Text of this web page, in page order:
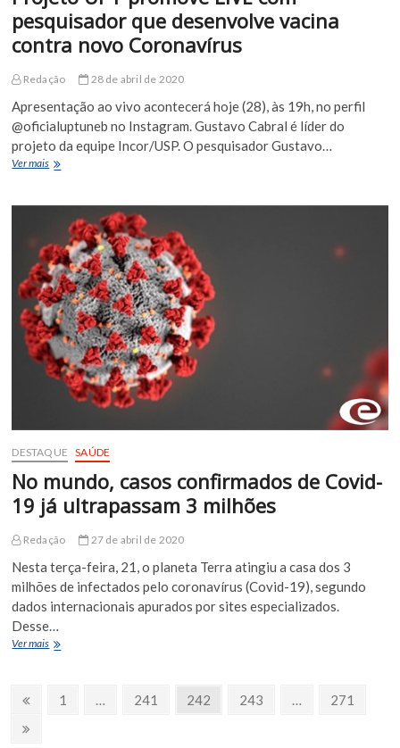
pesquisador que desenvolve vacina
contra novo Coronavírus
Redação 28 de abril de 2020
Apresentação ao vivo acontecerá hoje (28), às 19h, no perfil
@oficialuptuneb no Instagram. Gustavo Cabral é líder do
projeto da equipe Incor/USP. O pesquisador Gustavo…
Ver maisProjeto
LIVE
pesquisador
que
desenvolve
vacina
contra
novo
Coronavírus
DESTAQUE SAÚDE
No mundo, casos confirmados de Covid-
19 já ultrapassam 3 milhões
Redação 27 de abril de 2020
Nesta terça-feira, 21, o planeta Terra atingiu a casa dos 3
milhões de infectados pelo coronavírus (Covid-19), segundo
dados internacionais apurados por sites especializados.
Desse…
Ver maisNo
Paginação
de
PáginaPage
1 … Page
241 Page
242 Page
243 … Page
271